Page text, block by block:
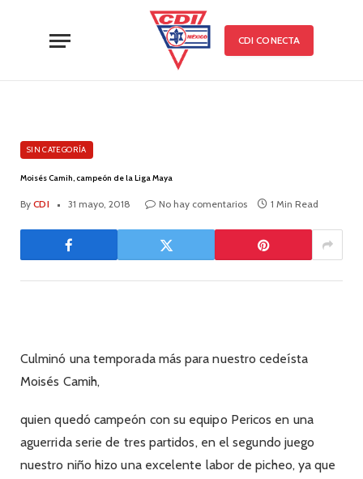
CDI CONECTA
SIN CATEGORÍA
Moisés Camih, campeón de la Liga Maya
By CDI 31 mayo, 2018 No hay comentarios 1 Min Read
Culminó una temporada más para nuestro cedeísta
Moisés Camih,
quien quedó campeón con su equipo Pericos en una
aguerrida serie de tres partidos, en el segundo juego
nuestro niño hizo una excelente labor de picheo, ya que